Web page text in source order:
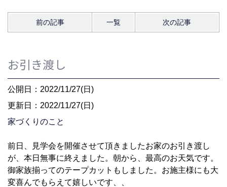
前の記事 一覧 次の記事
お引き渡し
公開日：2022/11/27(日)
更新日：2022/11/27(日)
家づくりのこと
前日、見学会を開催させて頂きましたお家のお引き渡し
が、本日無事に終えました。朝から、最高のお天気です。
御家族揃ってのテープカットもしました。お施主様にも大
変喜んでもらえて嬉しいです、、